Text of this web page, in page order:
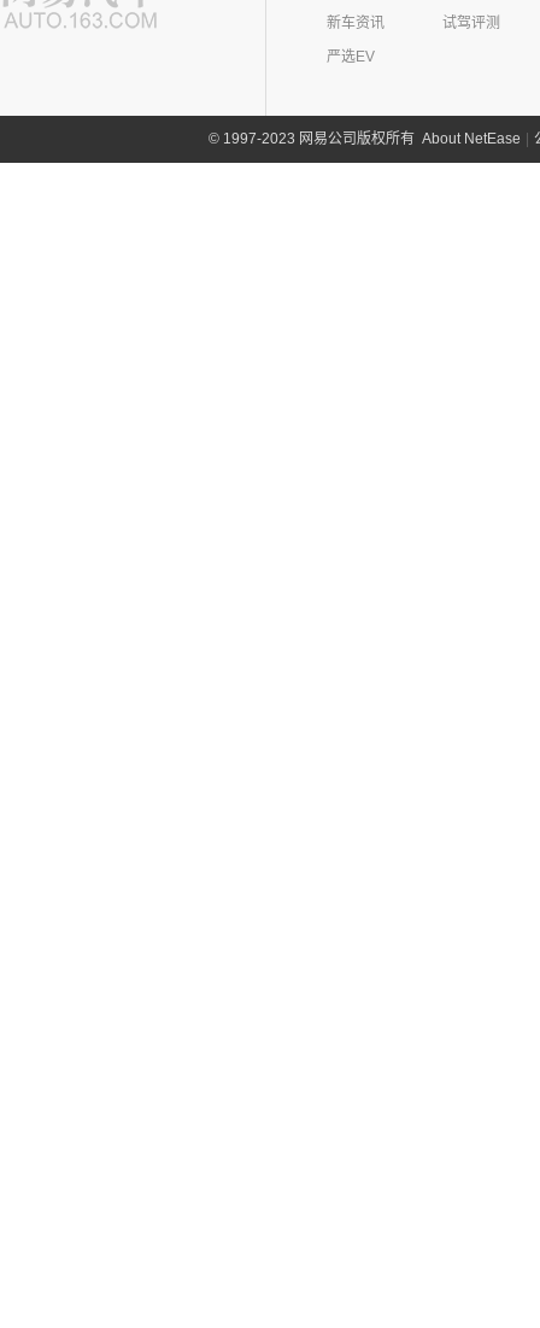
新车资讯
试驾评测
严选EV
©1997-2023 网易公司版权所有 About NetEase